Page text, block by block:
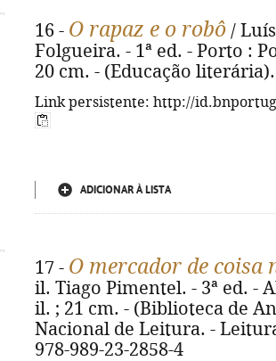
16 - O rapaz e o robô /
Folgueira. - 1ª ed. - Porto :
20 cm. - (Educação literária).
Link persistente: http://
ADICIONAR À LISTA
17 - O mercador de coisa
il. Tiago Pimentel. - 3ª ed. -
il. ; 21 cm. - (Biblioteca de
Nacional de Leitura. -
978-989-23-2858-4